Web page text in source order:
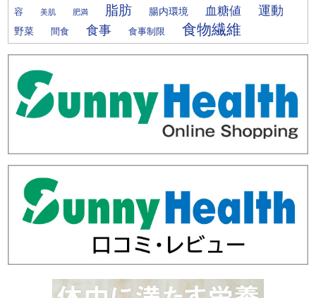
容
美肌 肥満 脂肪 腸内環境 血糖値 運動
野菜 間食 食事 食事制限 食物繊維